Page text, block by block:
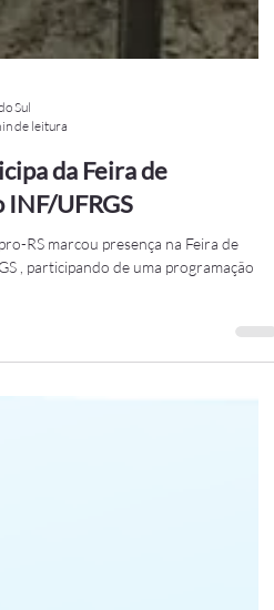
de leitura
da Feira de
UFRGS
Feira de